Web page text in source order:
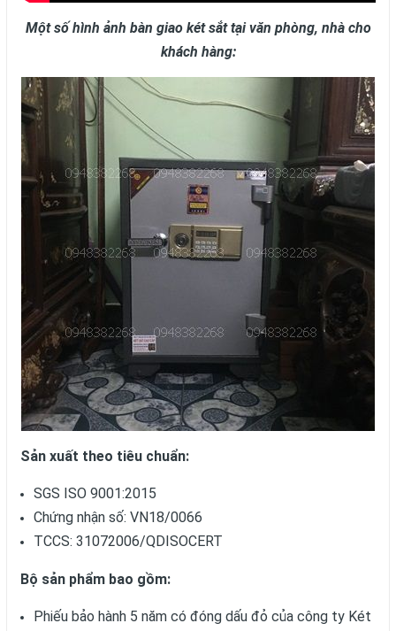
Một số hình ảnh bàn giao két sắt tại văn phòng, nhà cho
khách hàng:
Sản xuất theo tiêu chuẩn:
SGS ISO 9001:2015
Chứng nhận số: VN18/0066
TCCS: 31072006/QDISOCERT
Bộ sản phẩm bao gồm:
Phiếu bảo hành 5 năm có đóng dấu đỏ của công ty Két